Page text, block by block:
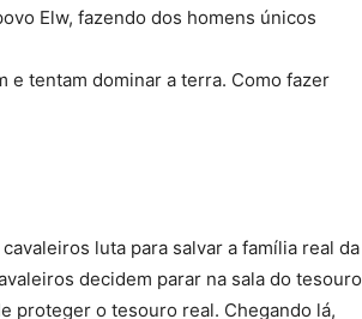
Elw, fazendo dos homens únicos
e tentam dominar a terra. Como fazer
luta para salvar a família real da
decidem parar na sala do tesouro
proteger o tesouro real. Chegando lá,